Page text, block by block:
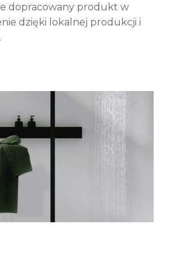
dopracowany produkt w
dzięki lokalnej produkcji i